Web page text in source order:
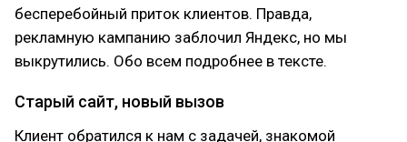
бесперебойный приток клиентов. Правда,
рекламную кампанию заблочил Яндекс, но мы
выкрутились. Обо всем подробнее в тексте.
Старый сайт, новый вызов
Клиент обратился к нам с задачей, знакомой